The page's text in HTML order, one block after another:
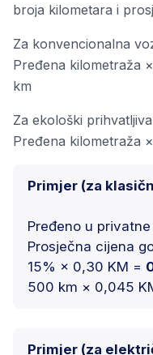
broja kilometara i
Za konvencionalna
Pređena kilometraža
km
Za ekološki
Pređena kilometraža
Primjer (za
Pređeno u
Prosječna cijena
15% × 0,30 KM =
500 km × 0,045
Primjer (za